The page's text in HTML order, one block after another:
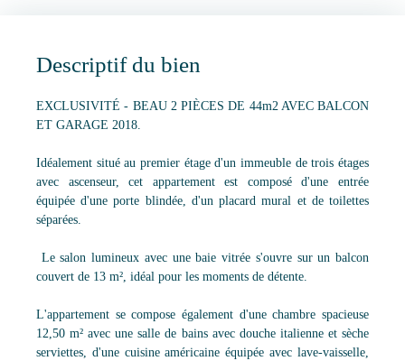
Descriptif du bien
EXCLUSIVITÉ - BEAU 2 PIÈCES DE 44m2 AVEC BALCON
ET GARAGE 2018.
Idéalement situé au premier étage d'un immeuble de trois étages
avec ascenseur, cet appartement est composé d'une entrée
équipée d'une porte blindée, d'un placard mural et de toilettes
séparées.
Le salon lumineux avec une baie vitrée s'ouvre sur un balcon
couvert de 13 m², idéal pour les moments de détente.
L'appartement se compose également d'une chambre spacieuse
12,50 m² avec une salle de bains avec douche italienne et sèche
serviettes, d'une cuisine américaine équipée avec lave-vaisselle,